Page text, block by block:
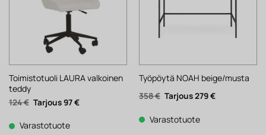
Toimistotuoli LAURA valkoinen
teddy
124€ Alkuperäinen
hinta
124 €.
97€Nykyinen
Varastotuote
Työpöytä NOAH beige/musta
358€ Alkuperäinen
hinta
358 €.
279€Nykyinen
Varastotuote